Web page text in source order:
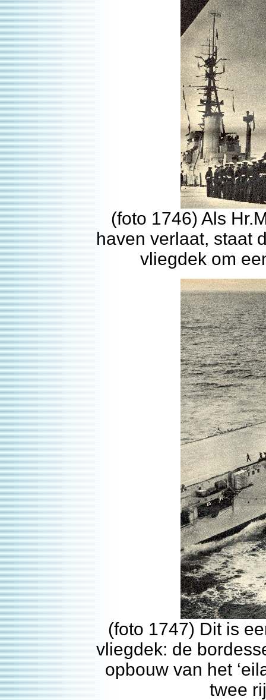
(foto 1746) Als
haven verlaat, staat
vliegdek om
(foto 1747) Dit is
vliegdek: de
opbouw van het
twee